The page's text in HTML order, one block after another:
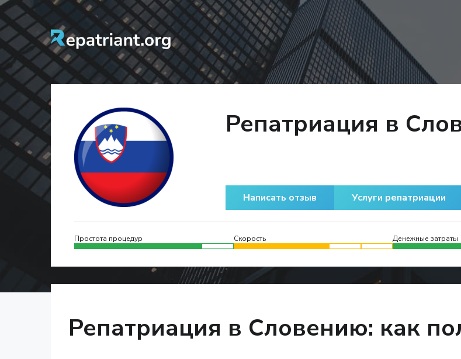
Репатриация в
Написать отзыв Услуги репатриации
Простота процедур Скорость Денежные затраты
Репатриация в Словению: как